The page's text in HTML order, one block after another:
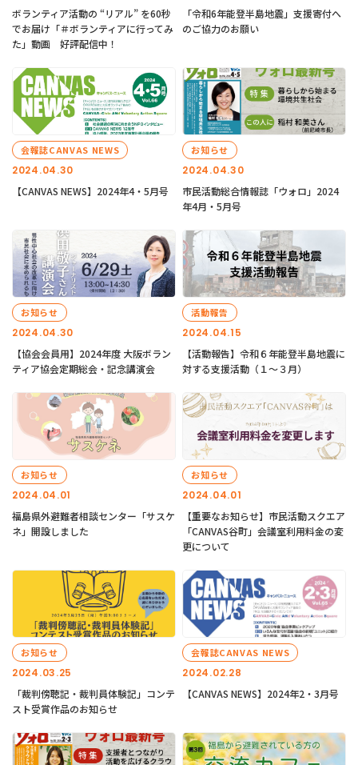
ボランティア活動の “リアル” を60秒
でお届け「＃ボランティアに行ってみ
た」動画 好評配信中！
「令和6年能登半島地震」支援寄付へ
のご協力のお願い
2024.04.30
会報誌CANVAS NEWS
【CANVAS NEWS】2024年4・5月号
2024.04.30
お知らせ
市民活動総合情報誌「ウォロ」2024
年4月・5月号
2024.04.30
お知らせ
【協会会員用】2024年度 大阪ボラン
ティア協会定期総会・記念講演会
2024.04.15
活動報告
【活動報告】令和６年能登半島地震に
対する支援活動（１〜３月）
2024.04.01
お知らせ
福島県外避難者相談センター「サスケ
ネ」開設しました
2024.04.01
お知らせ
【重要なお知らせ】市民活動スクエア
「CANVAS谷町」会議室利用料金の変
更について
2024.03.25
お知らせ
「裁判傍聴記・裁判員体験記」コンテ
スト受賞作品のお知らせ
2024.02.28
会報誌CANVAS NEWS
【CANVAS NEWS】2024年2・3月号